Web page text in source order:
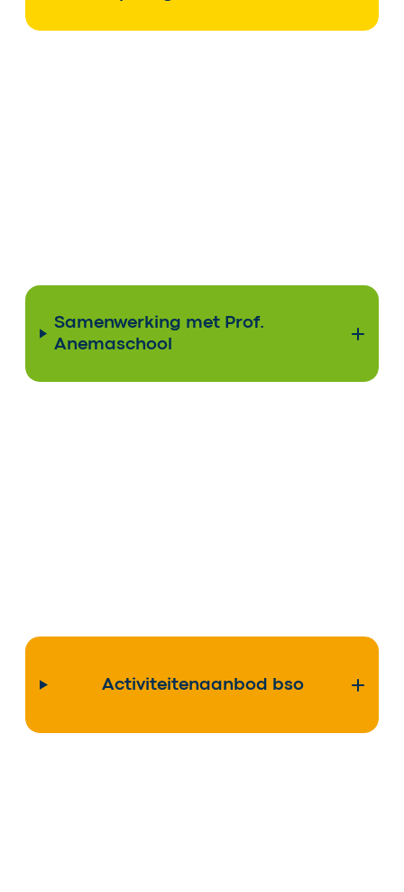
Samenwerking met Prof.
Anemaschool
Activiteitenaanbod bso